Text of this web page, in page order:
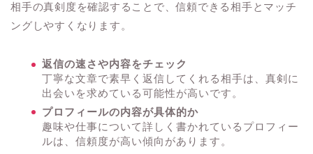
相手の真剣度を確認することで、信頼できる相手とマッチ
ングしやすくなります。
返信の速さや内容をチェック
丁寧な文章で素早く返信してくれる相手は、真剣に
出会いを求めている可能性が高いです。
プロフィールの内容が具体的か
趣味や仕事について詳しく書かれているプロフィー
ルは、信頼度が高い傾向があります。